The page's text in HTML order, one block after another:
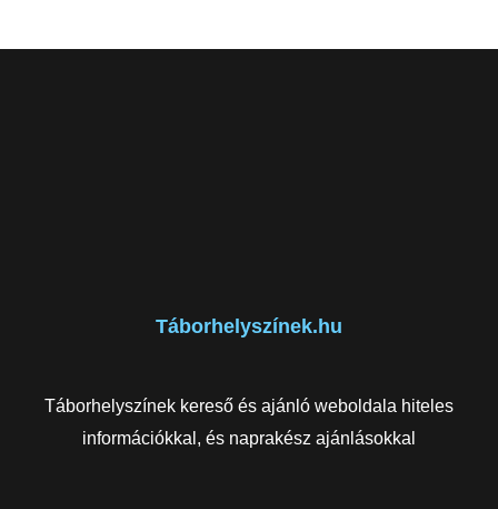
Táborhelyszínek.hu
Táborhelyszínek kereső és ajánló weboldala hiteles
információkkal, és naprakész ajánlásokkal